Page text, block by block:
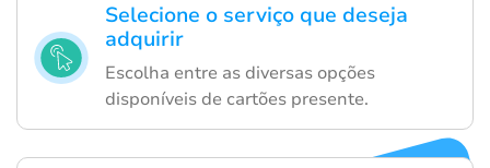
Selecione o serviço que deseja
adquirir
Escolha entre as diversas opções
disponíveis de cartões presente.